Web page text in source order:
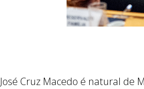
José Cruz Macedo é natural de